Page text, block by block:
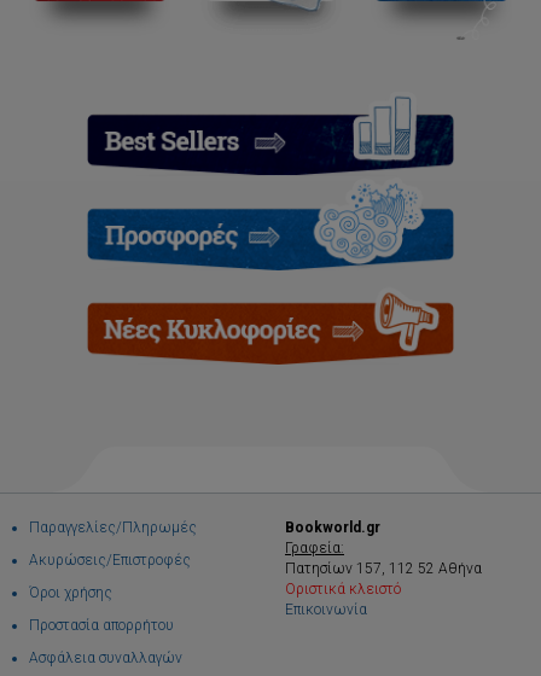
Παραγγελίες/Πληρωμές
Ακυρώσεις/Επιστροφές
Όροι χρήσης
Προστασία απορρήτου
Ασφάλεια συναλλαγών
Bookworld.gr
Γραφεία:
Πατησίων 157, 112 52 Αθήνα
Οριστικά κλειστό
Επικοινωνία